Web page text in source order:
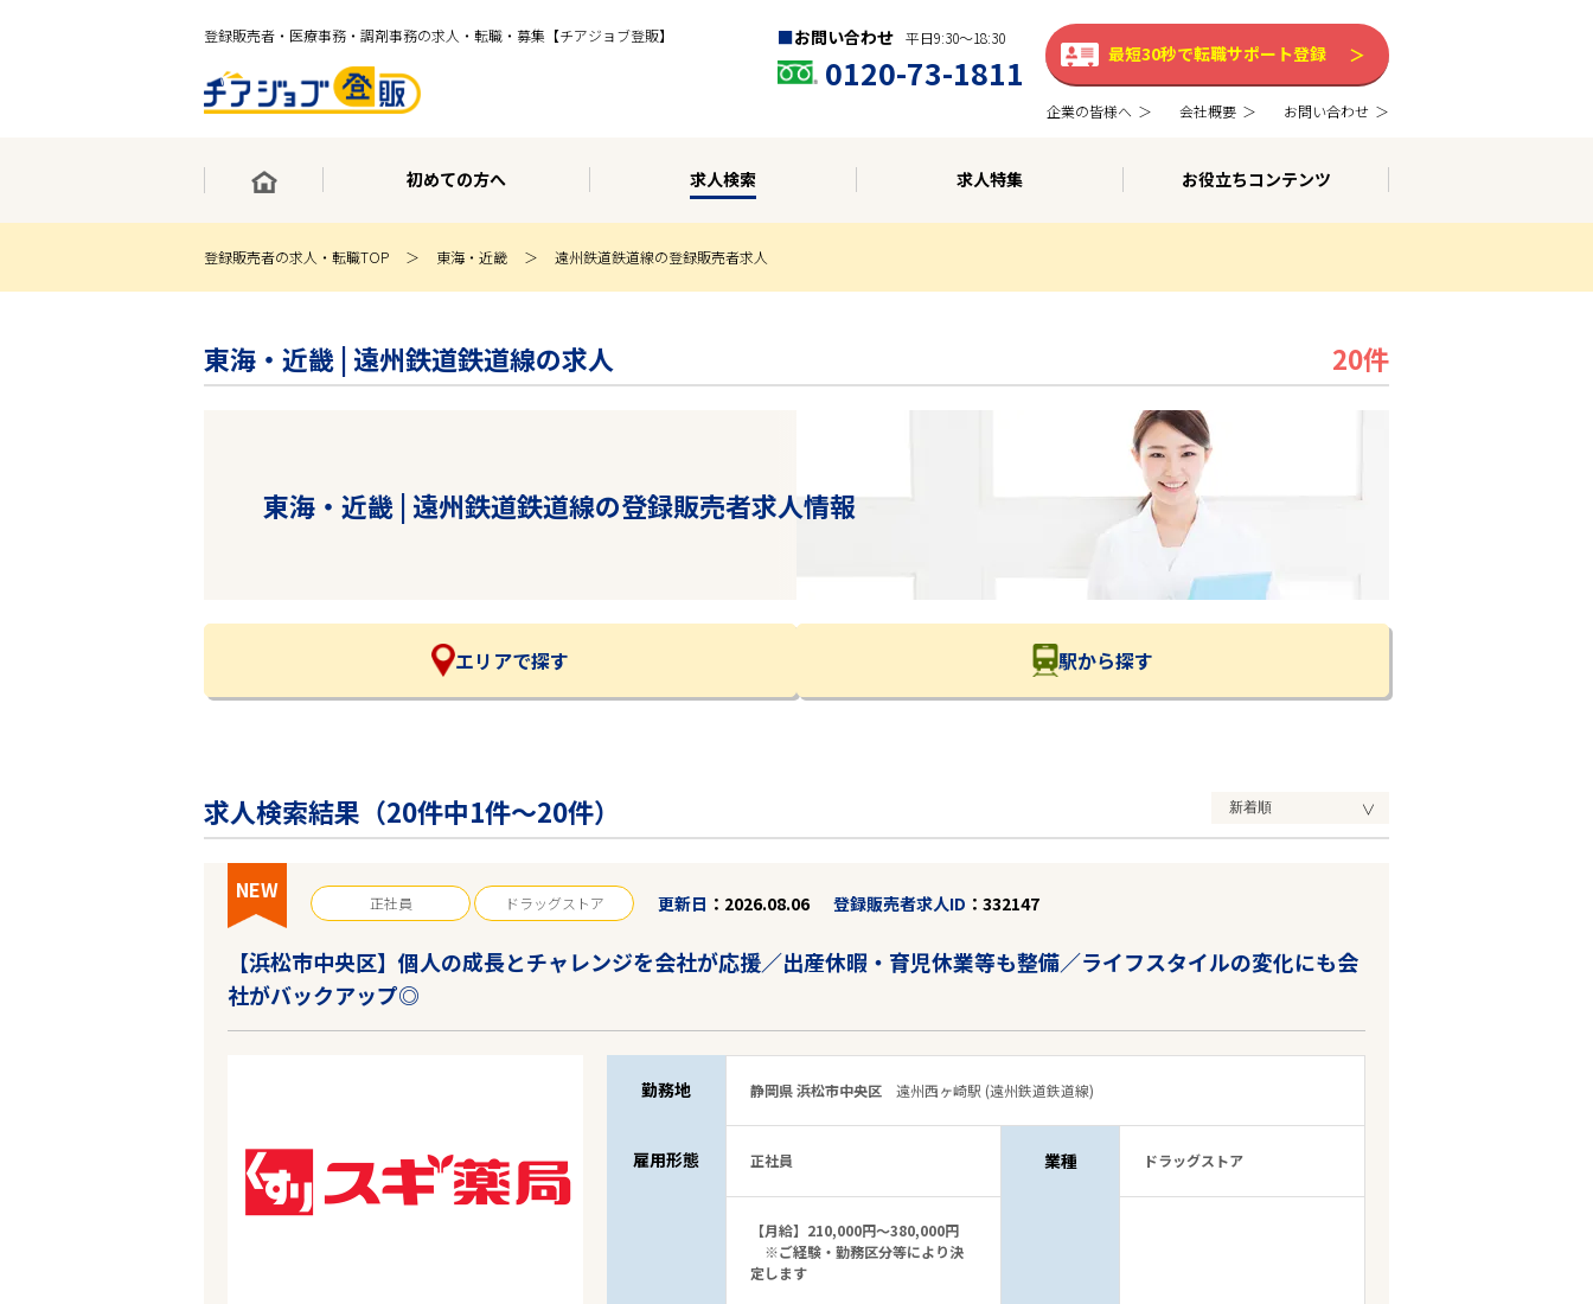
登録販売者・医療事務・調剤事務の求人・転職・募集【チアジョブ登販】 お問い合わせ 平日9:30〜18:30
0120-73-1811 最短30秒で転職サポート登録
企業の皆様へ 会社概要 お問い合わせ
初めての方へ 求人検索 求人特集 お役立ちコンテンツ
登録販売者の求人・転職TOP 東海・近畿 遠州鉄道鉄道線の登録販売者求人
東海・近畿 | 遠州鉄道鉄道線の求人 20件
東海・近畿 | 遠州鉄道鉄道線の登録販売者求人情報
エリアで探す 駅から探す
求人検索結果（20件中1件～20件）
NEW 正社員 ドラッグストア 更新日 2026.08.06 登録販売者求人ID 332147
【浜松市中央区】個人の成長とチャレンジを会社が応援／出産休暇・育児休業等も整備／ライフスタイルの変化にも会
社がバックアップ◎
勤務地 静岡県 浜松市中央区 遠州西ヶ崎駅 (遠州鉄道鉄道線)
雇用形態 正社員 業種 ドラッグストア
【月給】210,000円～380,000円
※ご経験・勤務区分等により決
定します